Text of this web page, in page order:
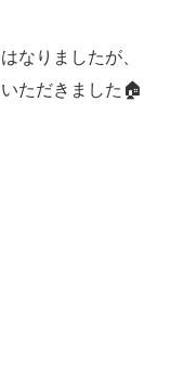
なりましたが、
ただきました🏠